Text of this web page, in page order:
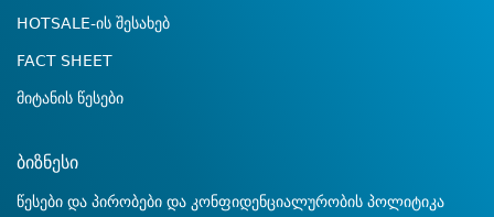
HOTSALE-ის შესახებ
FACT SHEET
მიტანის წესები
ბიზნესი
წესები და პირობები და კონფიდენციალურობის პოლიტიკა